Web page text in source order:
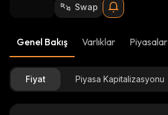
Swap
Genel Bakış Varlıklar Piyasalar
Fiyat Piyasa Kapitalizasyonu